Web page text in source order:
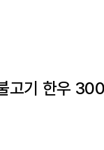
고기 한우